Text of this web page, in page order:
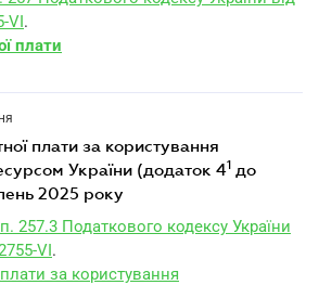
VI.
плати
плати за користування
України (додаток 41 до
2025 року
п. 257.3 Податкового кодексу України
VI.
плати за користування